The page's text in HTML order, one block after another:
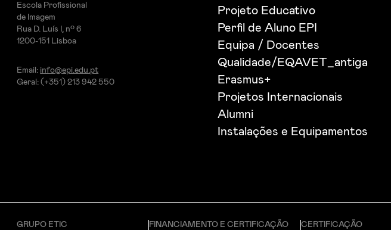
Escola Profissional
de Imagem
Rua D. Luís I, nº 6
1200-151 Lisboa
Email: info@epi.edu.pt
Geral: (+351) 213 942 550
Projeto Educativo
Perfil de Aluno EPI
Equipa / Docentes
Qualidade/EQAVET_antiga
Erasmus+
Projetos Internacionais
Alumni
Instalações e Equipamentos
GRUPO ETIC FINANCIAMENTO E CERTIFICAÇÃO CERTIFICAÇÃO